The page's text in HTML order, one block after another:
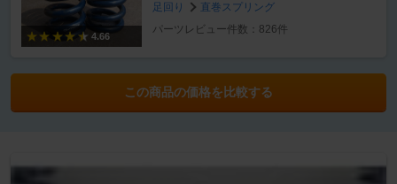
4.66
足回り
直巻スプリング
パーツレビュー件数：826件
この商品の価格を比較する